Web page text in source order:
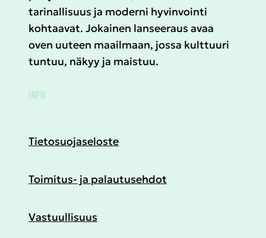
tarinallisuus ja moderni hyvinvointi
kohtaavat. Jokainen lanseeraus avaa
oven uuteen maailmaan, jossa kulttuuri
tuntuu, näkyy ja maistuu.
INFO
Tietosuojaseloste
Toimitus- ja palautusehdot
Vastuullisuus